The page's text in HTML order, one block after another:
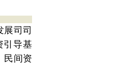
司司
引导基
民间资